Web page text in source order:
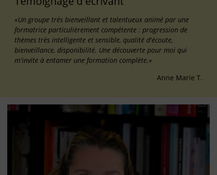
«Un groupe très bienveillant et talentueux animé par une
formatrice particulièrement compétente : progression de
thèmes très intelligente et sensible, qualité d'écoute,
bienveillance, disponibilité. Une découverte pour moi qui
m'invite à entamer une formation complète.»
Anne Marie T.